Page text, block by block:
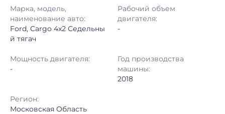
Шаг торгов: 50 000 ₽
Кол-во ставок:
Регион: Московская Область
Марка, модель,
наименование авто:
Ford, Cargo 4x2 Седельны
й тягач
Рабочий объем
двигателя:
-
Мощность двигателя:
-
Год производства
машины:
2018
Регион:
Московская Область